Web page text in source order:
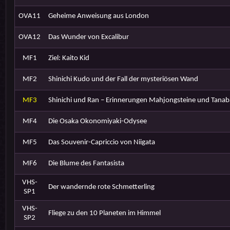
OVA11 Geheime Anweisung aus London
OVA12 Das Wunder von Excalibur
MF1 Ziel: Kaito Kid
MF2 Shinichi Kudo und der Fall der mysteriösen Wand
MF3 Shinichi und Ran – Erinnerungen Mahjongsteine und
MF4 Die Osaka Okonomiyaki-Odysee
MF5 Das Souvenir-Capriccio von Niigata
MF6 Die Blume des Fantasista
VHS-
SP1
Der wandernde rote Schmetterling
VHS-
SP2
Fliege zu den 10 Planeten im Himmel